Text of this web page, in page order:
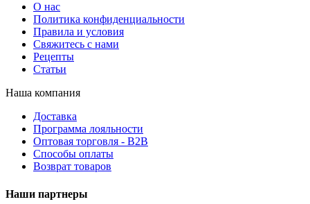
О нас
Политика конфиденциальности
Правила и условия
Свяжитесь с нами
Рецепты
Статьи
Наша компания
Доставка
Программа лояльности
Оптовая торговля - B2B
Способы оплаты
Возврат товаров
Наши партнеры